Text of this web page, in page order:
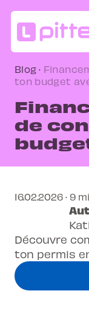
Blog ·
ton budget
de
Découvre
ton permis
16.02.2026 · 9